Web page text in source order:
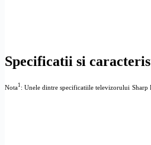
Specificatii si
Nota1 : Unele dintre specificatiile televizorului Sharp